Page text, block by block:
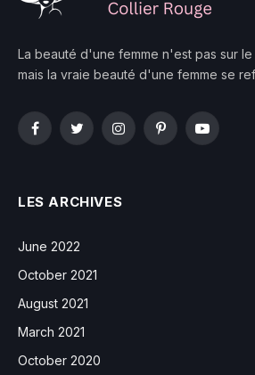
La beauté d'une femme n'est pas sur le
mais la vraie beauté d'une femme se
FacebookTwitterInstagramPinterestYouTube
LES ARCHIVES
June 2022
October 2021
August 2021
March 2021
October 2020